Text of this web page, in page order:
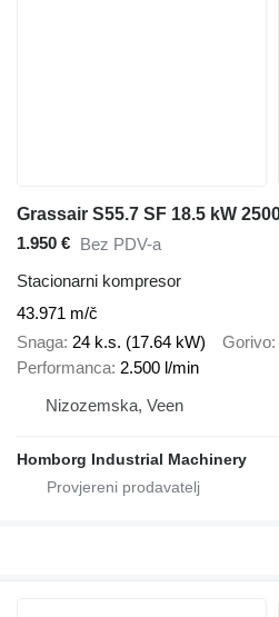
1.950 € Bez PDV-a
Stacionarni kompresor
43.971 m/č
Snaga 24 k.s. (17.64 kW) Gorivo
Performanca 2.500 l/min
Nizozemska, Veen
Homborg Industrial Machinery